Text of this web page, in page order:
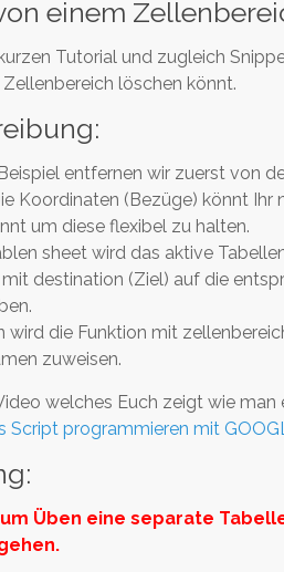
einem
Tutorial und zugleich
löschen könnt.
entfernen wir zuerst von
Koordinaten (Bezüge) könnt
um diese flexibel zu halten.
sheet wird das aktive
destination (Ziel) auf die
wird die Funktion mit
zuweisen.
welches Euch zeigt wie
Script programmieren mit
Üben eine separate